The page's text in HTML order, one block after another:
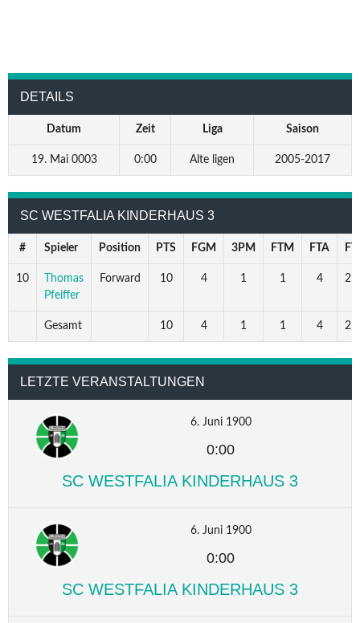
DETAILS
Datum Zeit Liga Saison
19. Mai 0003 0:00 Alte ligen 2005-2017
SC WESTFALIA KINDERHAUS 3
# Spieler Position PTS FGM 3PM FTM FTA
10
Thomas
Pfeiffer
Forward 10 4 1 1 4
Gesamt 10 4 1 1 4
LETZTE VERANSTALTUNGEN
6. Juni 1900
0:00
SC WESTFALIA KINDERHAUS 3
6. Juni 1900
0:00
SC WESTFALIA KINDERHAUS 3